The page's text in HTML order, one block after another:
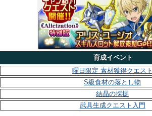
育成イベント
曜日限定 素材獲得クエスト
S級食材の落とし物
結晶の採掘
武具生成クエスト入門